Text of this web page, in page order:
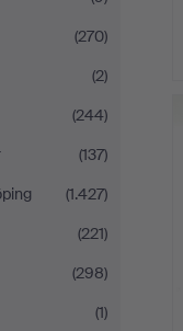
(270)
(2)
(244)
(137)
(1.427)
(221)
(298)
(1)